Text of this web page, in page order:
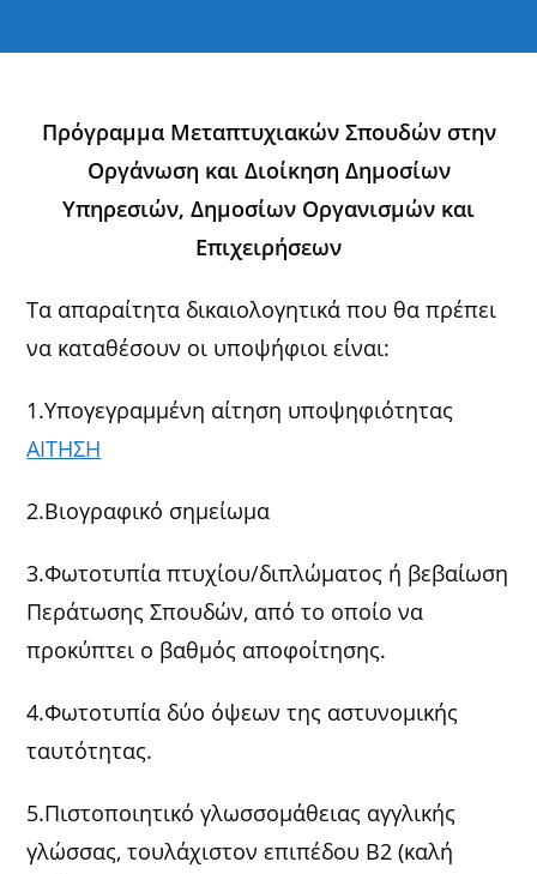
Πρόγραμμα Μεταπτυχιακών Σπουδών στην
Οργάνωση και Διοίκηση Δημοσίων
Υπηρεσιών, Δημοσίων Οργανισμών και
Επιχειρήσεων
Τα απαραίτητα δικαιολογητικά που θα πρέπει
να καταθέσουν οι υποψήφιοι είναι:
1.Υπογεγραμμένη αίτηση υποψηφιότητας
ΑΙΤΗΣΗ
2.Βιογραφικό σημείωμα
3.Φωτοτυπία πτυχίου/διπλώματος ή βεβαίωση
Περάτωσης Σπουδών, από το οποίο να
προκύπτει ο βαθμός αποφοίτησης.
4.Φωτοτυπία δύο όψεων της αστυνομικής
ταυτότητας.
5.Πιστοποιητικό γλωσσομάθειας αγγλικής
γλώσσας, τουλάχιστον επιπέδου Β2 (καλή